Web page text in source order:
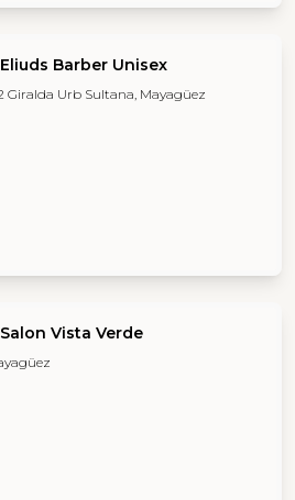
Eliuds Barber Unisex
Giralda Urb Sultana, Mayagüez
Salon Vista Verde